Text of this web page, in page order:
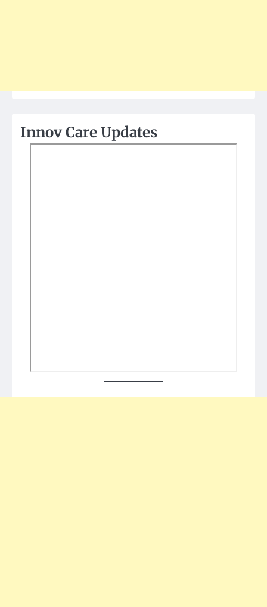
Innov Care Updates